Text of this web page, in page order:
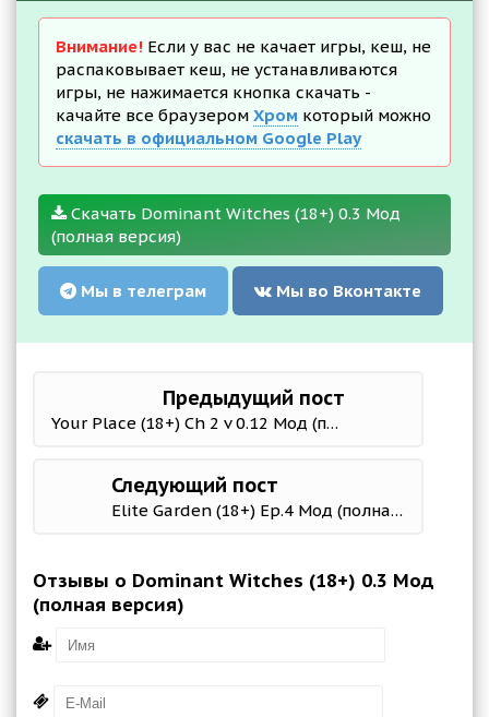
Внимание! Если у вас не качает игры, кеш, не
распаковывает кеш, не устанавливаются
игры, не нажимается кнопка скачать -
качайте все браузером Хром который можно
скачать в официальном Google Play
Скачать Dominant Witches (18+) 0.3 Мод
(полная версия)
Мы в телеграм Мы во Вконтакте
Предыдущий пост
Your Place (18+) Ch 2 v 0.12 Мод (полная версия)
Следующий пост
Elite Garden (18+) Ep.4 Мод (полная версия)
Отзывы о Dominant Witches (18+) 0.3 Мод
(полная версия)